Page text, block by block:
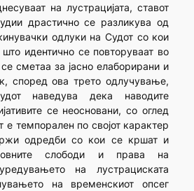
на лустрацијата, ставот
драстично се разликува од
одлуки на Судот со кои
идентично се повторуваат во
сметаа за јасно елаборирани и
според ова трето одлучување,
наведува дека наводите
се неосновани, со оглед
е темпорален по својот карактер
одредби со кои се кршат и
слободи и права на
на лустрациската
на временскиот опсег